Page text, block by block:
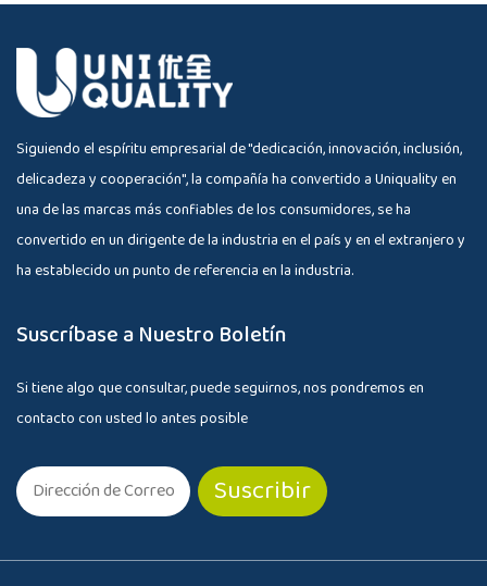
Siguiendo el espíritu empresarial de "dedicación, innovación, inclusión,
delicadeza y cooperación", la compañía ha convertido a Uniquality en
una de las marcas más confiables de los consumidores, se ha
convertido en un dirigente de la industria en el país y en el extranjero y
ha establecido un punto de referencia en la industria.
Suscríbase a Nuestro Boletín
Si tiene algo que consultar, puede seguirnos, nos pondremos en
contacto con usted lo antes posible